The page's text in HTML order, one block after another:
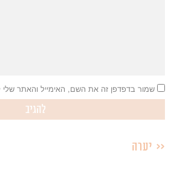
שמור בדפדפן זה את השם, האימייל והאתר
יערה